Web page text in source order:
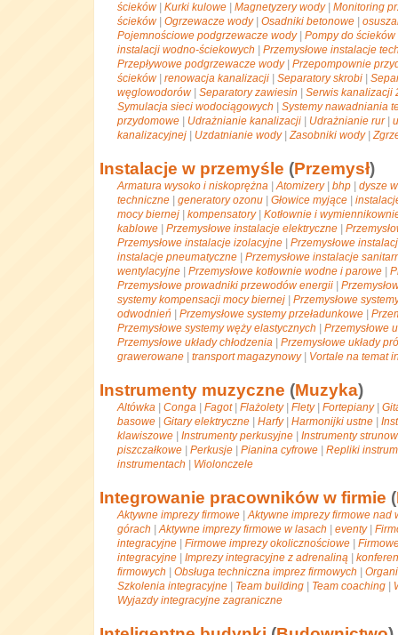
ścieków| Kurki kulowe Magnetyzery wody| Monitoring
ścieków| Ogrzewacze wody| Osadniki betonowe
Pojemnościowe podgrzewacze wody| Pompy do ścieków
instalacji wodno-ściekowych
Przemysłowe instalacje
Przepływowe podgrzewacze wody| Przepompownie
ścieków| renowacja kanalizacji Separatory skrobi
węglowodorów| Separatory zawiesin
Serwis kanalizacji
Symulacja sieci wodociągowych
Systemy nawadniania
przydomowe
Udrażnianie kanalizacji Udrażnianie rur|
kanalizacyjnej
Uzdatnianie wody|Zasobniki wody|
Instalacje w przemyśle (Przemysł)
Armatura wysoko i niskoprężna |Atomizery| bhp
dysze
techniczne
generatory ozonu Głowice myjące
mocy biernej
kompensatory| Kotłownie i
kablowe
Przemysłowe instalacje elektryczne
Przemysłowe instalacje izolacyjne
Przemysłowe
instalacje pneumatyczne
Przemysłowe instalacje
wentylacyjne
Przemysłowe kotłownie wodne i parowe
Przemysłowe prowadniki przewodów energii
systemy kompensacji mocy biernej
Przemysłowe
odwodnień
Przemysłowe systemy przeładunkowe
Przemysłowe systemy węży elastycznych
Przemysłowe
Przemysłowe układy chłodzenia
Przemysłowe układy
grawerowane
transport magazynowy| Vortale na temat
Instrumenty muzyczne (Muzyka)
Altówka Conga Fagot| Flażolety| Flety| Fortepiany|
basowe
Gitary elektryczne Harfy| Harmonijki ustne
klawiszowe
Instrumenty perkusyjne
Instrumenty
piszczałkowe
Perkusje Pianina cyfrowe
Repliki
instrumentach
Wiolonczele
Integrowanie pracowników w firmie (
Aktywne imprezy firmowe |Aktywne imprezy firmowe nad
górach |Aktywne imprezy firmowe w lasach eventy|
integracyjne
Firmowe imprezy okolicznościowe
integracyjne
Imprezy integracyjne z adrenaliną
firmowych
Obsługa techniczna imprez firmowych
Szkolenia integracyjne
Team building Team coaching
Wyjazdy integracyjne zagraniczne